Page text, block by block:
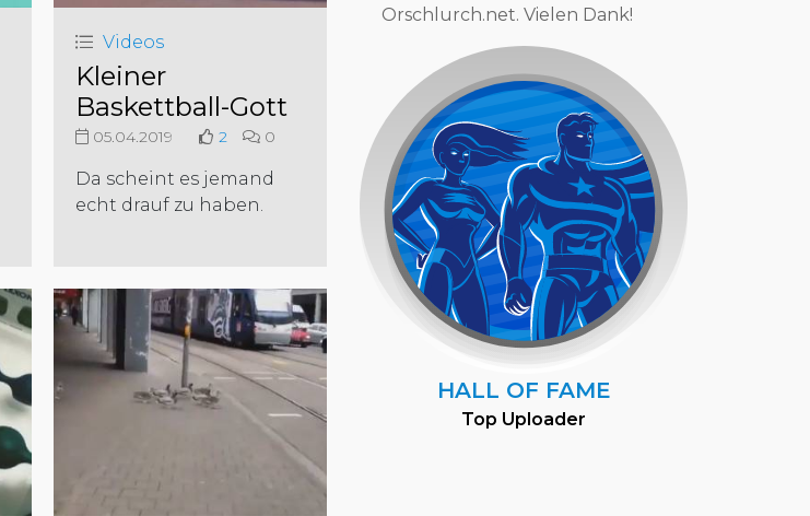
Videos
Kleiner
Baskettball-Gott
05.04.2019 2 0
Da scheint es jemand
echt drauf zu haben.
Orschlurch.net. Vielen Dank!
HALL OF FAME
Top Uploader